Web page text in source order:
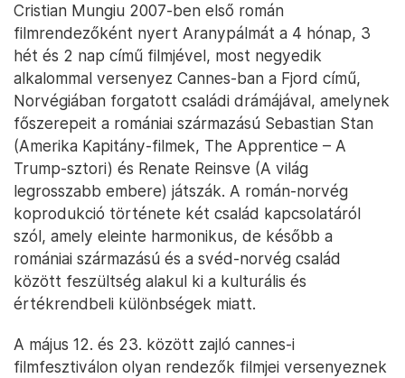
Cristian Mungiu 2007-ben első román
filmrendezőként nyert Aranypálmát a 4 hónap, 3
hét és 2 nap című filmjével, most negyedik
alkalommal versenyez Cannes-ban a Fjord című,
Norvégiában forgatott családi drámájával, amelynek
főszerepeit a romániai származású Sebastian Stan
(Amerika Kapitány-filmek, The Apprentice – A
Trump-sztori) és Renate Reinsve (A világ
legrosszabb embere) játszák. A román-norvég
koprodukció története két család kapcsolatáról
szól, amely eleinte harmonikus, de később a
romániai származású és a svéd-norvég család
között feszültség alakul ki a kulturális és
értékrendbeli különbségek miatt.
A május 12. és 23. között zajló cannes-i
filmfesztiválon olyan rendezők filmjei versenyeznek